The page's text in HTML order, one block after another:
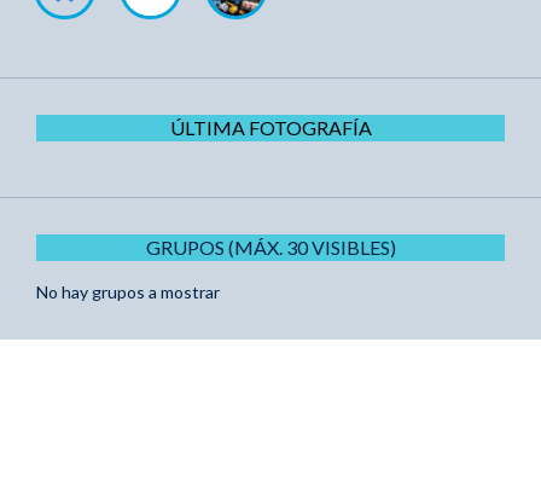
ÚLTIMA FOTOGRAFÍA
GRUPOS (MÁX. 30 VISIBLES)
No hay grupos a mostrar